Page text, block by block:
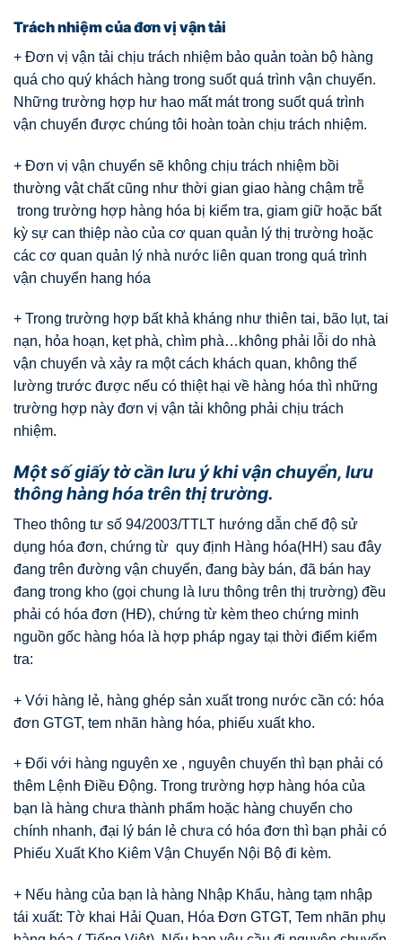
Trách nhiệm của đơn vị vận tải
+ Đơn vị vận tải chịu trách nhiệm bảo quản toàn bộ hàng
quá cho quý khách hàng trong suốt quá trình vận chuyển.
Những trường hợp hư hao mất mát trong suốt quá trình
vận chuyển được chúng tôi hoàn toàn chịu trách nhiệm.
+ Đơn vị vận chuyển sẽ không chịu trách nhiệm bồi
thường vật chất cũng như thời gian giao hàng chậm trễ
trong trường hợp hàng hóa bị kiểm tra, giam giữ hoặc bất
kỳ sự can thiệp nào của cơ quan quản lý thị trường hoặc
các cơ quan quản lý nhà nước liên quan trong quá trình
vận chuyển hang hóa
+ Trong trường hợp bất khả kháng như thiên tai, bão lụt, tai
nạn, hỏa hoạn, kẹt phà, chìm phà…không phải lỗi do nhà
vận chuyển và xảy ra một cách khách quan, không thể
lường trước được nếu có thiệt hại về hàng hóa thì những
trường hợp này đơn vị vận tải không phải chịu trách
nhiệm.
Một số giấy tờ cần lưu ý khi vận chuyển, lưu
thông hàng hóa trên thị trường.
Theo thông tư số 94/2003/TTLT hướng dẫn chế độ sử
dụng hóa đơn, chứng từ quy định Hàng hóa(HH) sau đây
đang trên đường vận chuyển, đang bày bán, đã bán hay
đang trong kho (gọi chung là lưu thông trên thị trường) đều
phải có hóa đơn (HĐ), chứng từ kèm theo chứng minh
nguồn gốc hàng hóa là hợp pháp ngay tại thời điểm kiểm
tra:
+ Với hàng lẻ, hàng ghép sản xuất trong nước cần có: hóa
đơn GTGT, tem nhãn hàng hóa, phiếu xuất kho.
+ Đối với hàng nguyên xe , nguyên chuyến thì bạn phải có
thêm Lệnh Điều Động. Trong trường hợp hàng hóa của
bạn là hàng chưa thành phẩm hoặc hàng chuyển cho
chính nhanh, đại lý bán lẻ chưa có hóa đơn thì bạn phải có
Phiếu Xuất Kho Kiêm Vận Chuyển Nội Bộ đi kèm.
+ Nếu hàng của bạn là hàng Nhập Khẩu, hàng tạm nhập
tái xuất: Tờ khai Hải Quan, Hóa Đơn GTGT, Tem nhãn phụ